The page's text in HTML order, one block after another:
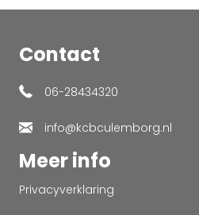
Contact
06-28434320
info@kcbculemborg.nl
Meer info
Privacyverklaring